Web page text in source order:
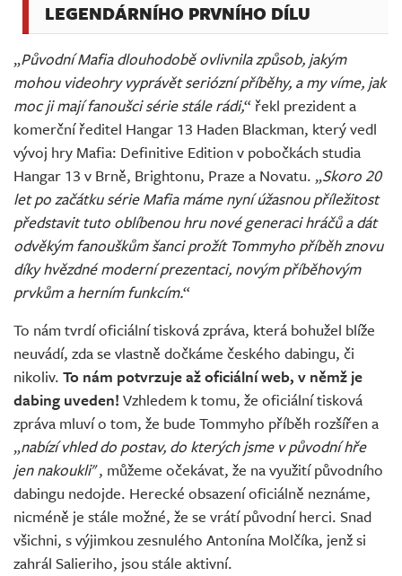
LEGENDÁRNÍHO PRVNÍHO DÍLU
„Původní Mafia dlouhodobě ovlivnila způsob, jakým
mohou videohry vyprávět seriózní příběhy, a my víme, jak
moc ji mají fanoušci série stále rádi,“ řekl prezident a
komerční ředitel Hangar 13 Haden Blackman, který vedl
vývoj hry Mafia: Definitive Edition v pobočkách studia
Hangar 13 v Brně, Brightonu, Praze a Novatu. „Skoro 20
let po začátku série Mafia máme nyní úžasnou příležitost
představit tuto oblíbenou hru nové generaci hráčů a dát
odvěkým fanouškům šanci prožít Tommyho příběh znovu
díky hvězdné moderní prezentaci, novým příběhovým
prvkům a herním funkcím.“
To nám tvrdí oficiální tisková zpráva, která bohužel blíže
neuvádí, zda se vlastně dočkáme českého dabingu, či
nikoliv. To nám potvrzuje až oficiální web, v němž je
dabing uveden! Vzhledem k tomu, že oficiální tisková
zpráva mluví o tom, že bude Tommyho příběh rozšířen a
„nabízí vhled do postav, do kterých jsme v původní hře
jen nakoukli", můžeme očekávat, že na využití původního
dabingu nedojde. Herecké obsazení oficiálně neznáme,
nicméně je stále možné, že se vrátí původní herci. Snad
všichni, s výjimkou zesnulého Antonína Molčíka, jenž si
zahrál Salieriho, jsou stále aktivní.